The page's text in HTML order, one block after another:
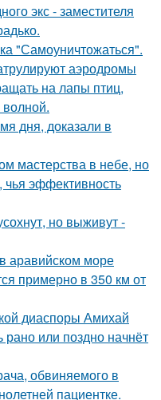
экс - заместителя
"Самоуничтожаться".
аэродромы
на лапы птиц,
волной.
дня, доказали в
мастерства в небе, но
чья эффективность
но выживут -
аравийском море
примерно в 350 км от
диаспоры Амихай
рано или поздно начнёт
обвиняемого в
пациентке.